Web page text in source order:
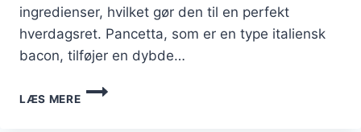
ingredienser, hvilket gør den til en perfekt
hverdagsret. Pancetta, som er en type italiensk
bacon, tilføjer en dybde…
LÆS MERE
PANCETTA
OPSKRIFT